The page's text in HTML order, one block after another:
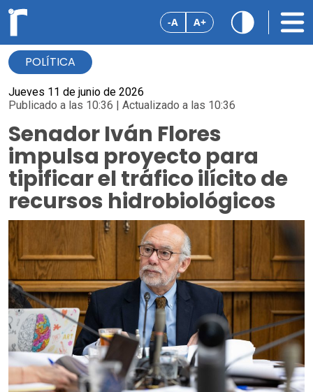
-A A+
POLÍTICA
Jueves 11 de junio de 2026
Publicado a las 10:36 | Actualizado a las 10:36
Senador Iván Flores
impulsa proyecto para
tipificar el tráfico ilícito de
recursos hidrobiológicos